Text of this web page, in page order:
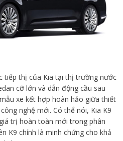
tiếp thị của Kia tại thị trường nước
cỡ lớn và dẫn động cầu sau
xe kết hợp hoàn hảo giữa thiết
nghệ mới. Có thể nói, Kia K9
trị hoàn toàn mới trong phân
K9 chính là minh chứng cho khả